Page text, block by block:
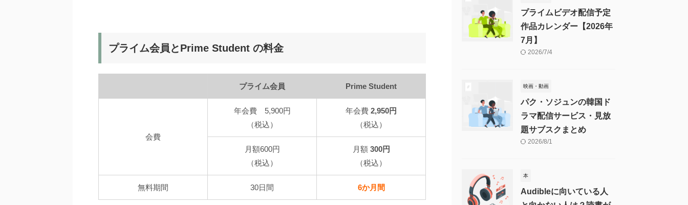
プライム会員とPrime Student の料金
プライム会員 Prime Student
会費
年会費 5,900円
（税込）
年会費 2,950円
（税込）
月額600円
（税込）
月額 300円
（税込）
無料期間 30日間 6か月間
プライムビデオ配信予定
作品カレンダー【2026年
7月】
2026/7/4
映画・動画
パク・ソジュンの韓国ド
ラマ配信サービス・見放
題サブスクまとめ
2026/8/1
本
Audibleに向いている人